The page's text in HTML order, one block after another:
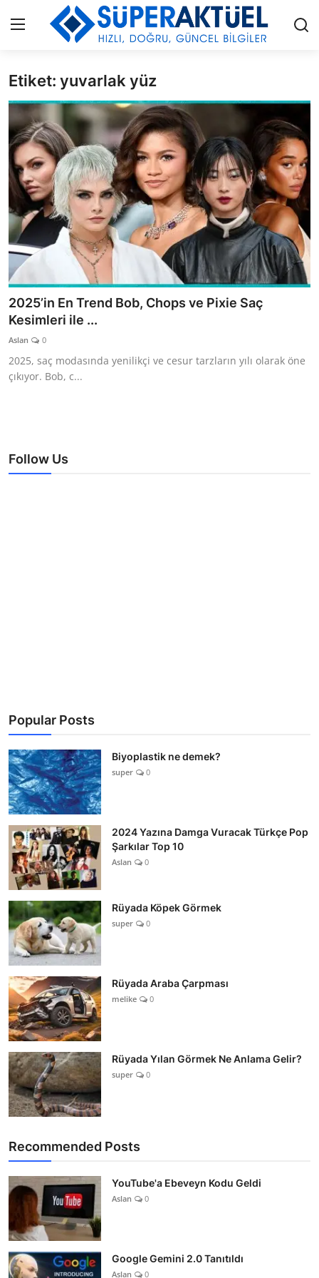
Giriş Kayıt Ol
İLETİŞİM
HAKKIMIZDA
KÜNYE
MODA
İŞ BİRLİĞİ
MÜZİK
BİLGİ
ÖNEMLİ GÜNLER
Etiket: yuvarlak yüz
2025’in En Trend Bob, Chops ve Pixie Saç
Kesimleri ile ...
Aslan 0
2025, saç modasında yenilikçi ve cesur tarzların yılı olarak öne
çıkıyor. Bob, c...
Follow Us
Popular Posts
Biyoplastik ne demek?
super 0
2024 Yazına Damga Vuracak Türkçe Pop
Şarkılar Top 10
Aslan 0
Rüyada Köpek Görmek
super 0
Rüyada Araba Çarpması
melike 0
Rüyada Yılan Görmek Ne Anlama Gelir?
super 0
Recommended Posts
YouTube'a Ebeveyn Kodu Geldi
Aslan 0
Google Gemini 2.0 Tanıtıldı
Aslan 0